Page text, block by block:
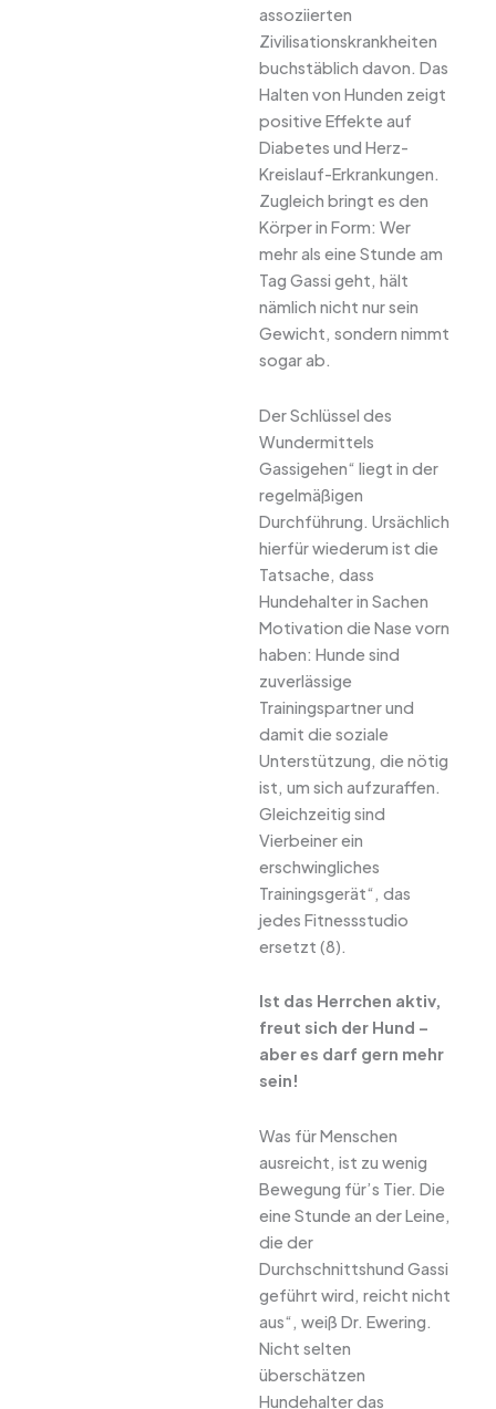
assoziierten
Zivilisationskrankheiten
buchstäblich davon. Das
Halten von Hunden zeigt
positive Effekte auf
Diabetes und Herz-
Kreislauf-Erkrankungen.
Zugleich bringt es den
Körper in Form: Wer
mehr als eine Stunde am
Tag Gassi geht, hält
nämlich nicht nur sein
Gewicht, sondern nimmt
sogar ab.
Der Schlüssel des
Wundermittels
Gassigehen“ liegt in der
regelmäßigen
Durchführung. Ursächlich
hierfür wiederum ist die
Tatsache, dass
Hundehalter in Sachen
Motivation die Nase vorn
haben: Hunde sind
zuverlässige
Trainingspartner und
damit die soziale
Unterstützung, die nötig
ist, um sich aufzuraffen.
Gleichzeitig sind
Vierbeiner ein
erschwingliches
Trainingsgerät“, das
jedes Fitnessstudio
ersetzt (8).
Ist das Herrchen aktiv,
freut sich der Hund –
aber es darf gern mehr
sein!
Was für Menschen
ausreicht, ist zu wenig
Bewegung für’s Tier. Die
eine Stunde an der Leine,
die der
Durchschnittshund Gassi
geführt wird, reicht nicht
aus“, weiß Dr. Ewering.
Nicht selten
überschätzen
Hundehalter das